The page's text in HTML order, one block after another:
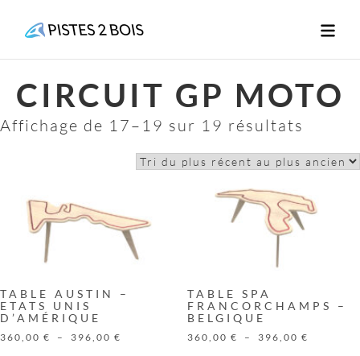
contenu
CIRCUIT GP MOTO
Affichage de 17–19 sur 19 résultats
TABLE AUSTIN –
ETATS UNIS
D’AMÉRIQUE
360,00 € – 396,00 €
TABLE SPA
FRANCORCHAMPS –
BELGIQUE
360,00 € – 396,00 €